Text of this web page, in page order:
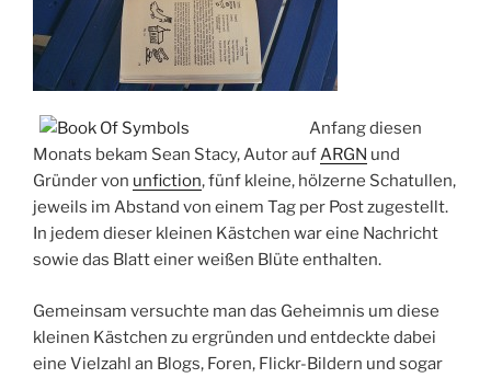
Anfang diesen
Monats bekam Sean Stacy, Autor aufARGN und
Gründer von unfiction, fünf kleine, hölzerne Schatullen,
jeweils im Abstand von einem Tag per Post zugestellt.
In jedem dieser kleinen Kästchen war eine Nachricht
sowie das Blatt einer weißen Blüte enthalten.
Gemeinsam versuchte man das Geheimnis um diese
kleinen Kästchen zu ergründen und entdeckte dabei
eine Vielzahl an Blogs, Foren, Flickr-Bildern und sogar